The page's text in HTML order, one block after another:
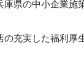
県の中小企業施
充実した福利厚